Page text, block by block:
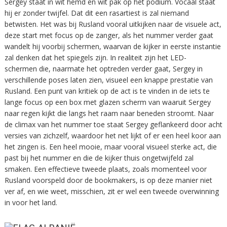
hij er zonder twijfel. Dat dit een rasartiest is zal niemand
betwisten. Het was bij Rusland vooral uitkijken naar de visuele act,
deze start met focus op de zanger, als het nummer verder gaat
wandelt hij voorbij schermen, waarvan de kijker in eerste instantie
zal denken dat het spiegels zijn. In realiteit zijn het LED-
schermen die, naarmate het optreden verder gaat, Sergey in
verschillende poses laten zien, visueel een knappe prestatie van
Rusland. Een punt van kritiek op de act is te vinden in de iets te
lange focus op een box met glazen scherm van waaruit Sergey
naar regen kijkt die langs het raam naar beneden stroomt. Naar
de climax van het nummer toe staat Sergey geflankeerd door acht
versies van zichzelf, waardoor het net lijkt of er een heel koor aan
het zingen is. Een heel mooie, maar vooral visueel sterke act, die
past bij het nummer en die de kijker thuis ongetwijfeld zal
smaken. Een effectieve tweede plaats, zoals momenteel voor
Rusland voorspeld door de bookmakers, is op deze manier niet
ver af, en wie weet, misschien, zit er wel een tweede overwinning
in voor het land.